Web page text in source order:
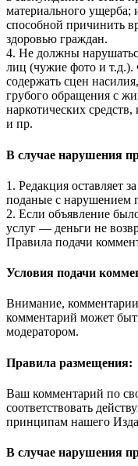
материального ущерба;
способной причинить
здоровью граждан.
4. Не должны
лиц (чужие фото и
содержать сцен
грубого обращения с
наркотических
и пр.
В случае нарушения
1. Редакция оставляет
поданые с нарушением
2. Если объявление
услуг — деньги не
Правила подачи
Условия подачи
Внимание,
комментарий может
модератором.
Правила размещения:
Ваш комментарий по
соответствовать
принципам нашего
В случае нарушения